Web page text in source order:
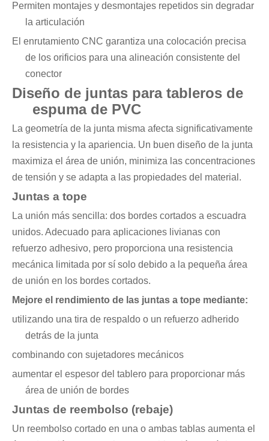
Permiten montajes y desmontajes repetidos sin degradar
la articulación
El enrutamiento CNC garantiza una colocación precisa
de los orificios para una alineación consistente del
conector
Diseño de juntas para tableros de
espuma de PVC
La geometría de la junta misma afecta significativamente
la resistencia y la apariencia. Un buen diseño de la junta
maximiza el área de unión, minimiza las concentraciones
de tensión y se adapta a las propiedades del material.
Juntas a tope
La unión más sencilla: dos bordes cortados a escuadra
unidos. Adecuado para aplicaciones livianas con
refuerzo adhesivo, pero proporciona una resistencia
mecánica limitada por sí solo debido a la pequeña área
de unión en los bordes cortados.
Mejore el rendimiento de las juntas a tope mediante:
utilizando una tira de respaldo o un refuerzo adherido
detrás de la junta
combinando con sujetadores mecánicos
aumentar el espesor del tablero para proporcionar más
área de unión de bordes
Juntas de reembolso (rebaje)
Un reembolso cortado en una o ambas tablas aumenta el